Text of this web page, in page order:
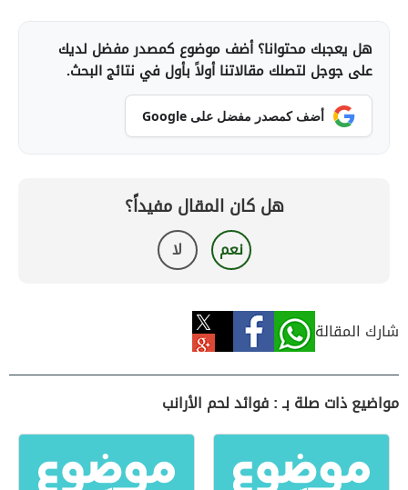
هل يعجبك محتوانا؟ أضف موضوع كمصدر مفضل لديك
على جوجل لتصلك مقالاتنا أولاً بأول في نتائج البحث.
أضف كمصدر مفضل على Google
هل كان المقال مفيداً؟
نعم لا
شارك المقالة
مواضيع ذات صلة بـ : فوائد لحم الأرانب